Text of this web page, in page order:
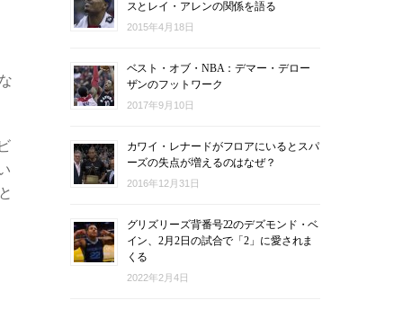
スとレイ・アレンの関係を語る
2015年4月18日
ベスト・オブ・NBA：デマー・デロー
ザンのフットワーク
2017年9月10日
カワイ・レナードがフロアにいるとスパ
ーズの失点が増えるのはなぜ？
2016年12月31日
グリズリーズ背番号22のデズモンド・ベ
イン、2月2日の試合で「2」に愛されま
くる
2022年2月4日